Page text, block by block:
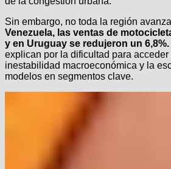
Sin embargo, no toda la región
Venezuela, las ventas de
y en Uruguay se redujeron un 6,8%.
explican por la dificultad para
inestabilidad macroeconómica y la
modelos en segmentos clave.